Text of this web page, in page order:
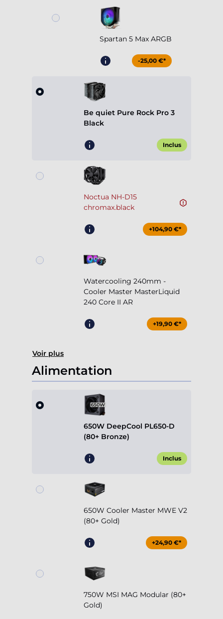
Spartan 5 Max ARGB
-25,00 €*
Be quiet Pure Rock Pro 3
Black
Inclus
Noctua NH-D15
chromax.black
+104,90 €*
Watercooling 240mm -
Cooler Master MasterLiquid
240 Core II AR
+19,90 €*
Voir plus
Alimentation
650W DeepCool PL650-D
(80+ Bronze)
Inclus
650W Cooler Master MWE V2
(80+ Gold)
+24,90 €*
750W MSI MAG Modular (80+
Gold)